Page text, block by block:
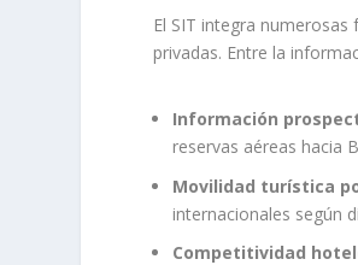
El SIT integra
privadas. Entre la
Información
reservas aéreas hacia
Movilidad turística
internacionales según
Competitividad